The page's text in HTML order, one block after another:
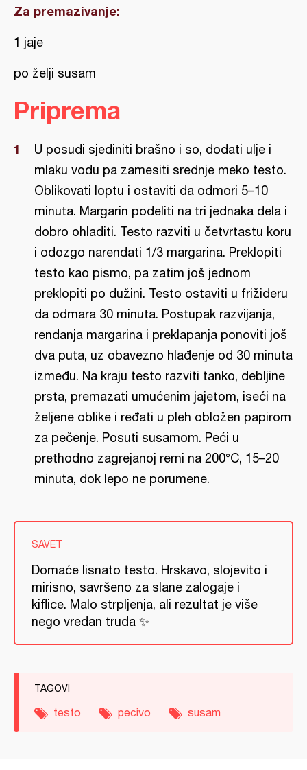
Za premazivanje:
1 jaje
po želji susam
Priprema
U posudi sjediniti brašno i so, dodati ulje i
mlaku vodu pa zamesiti srednje meko testo.
Oblikovati loptu i ostaviti da odmori 5–10
minuta. Margarin podeliti na tri jednaka dela i
dobro ohladiti. Testo razviti u četvrtastu koru
i odozgo narendati 1/3 margarina. Preklopiti
testo kao pismo, pa zatim još jednom
preklopiti po dužini. Testo ostaviti u frižideru
da odmara 30 minuta. Postupak razvijanja,
rendanja margarina i preklapanja ponoviti još
dva puta, uz obavezno hlađenje od 30 minuta
između. Na kraju testo razviti tanko, debljine
prsta, premazati umućenim jajetom, iseći na
željene oblike i ređati u pleh obložen papirom
za pečenje. Posuti susamom. Peći u
prethodno zagrejanoj rerni na 200°C, 15–20
minuta, dok lepo ne porumene.
SAVET
Domaće lisnato testo. Hrskavo, slojevito i
mirisno, savršeno za slane zalogaje i
kiflice. Malo strpljenja, ali rezultat je više
nego vredan truda ✨
TAGOVI
testo pecivo susam